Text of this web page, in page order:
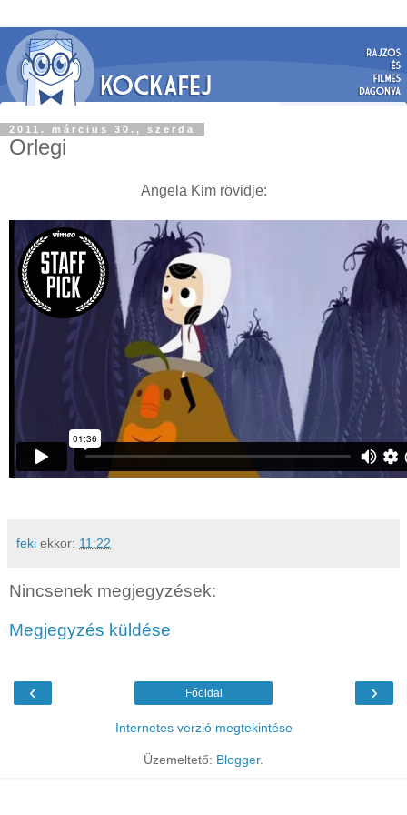
2011. március 30., szerda
Orlegi
Angela Kim rövidje:
feki ekkor: 11:22
Nincsenek megjegyzések:
Megjegyzés küldése
‹ ›
Főoldal
Internetes verzió megtekintése
Üzemeltető: Blogger.